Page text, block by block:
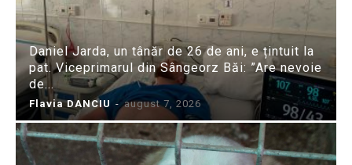
Daniel Jarda, un tânăr de 26 de ani, e țintuit la
pat. Viceprimarul din Sângeorz Băi: ”Are nevoie
de...
Flavia DANCIU - august 7, 2026